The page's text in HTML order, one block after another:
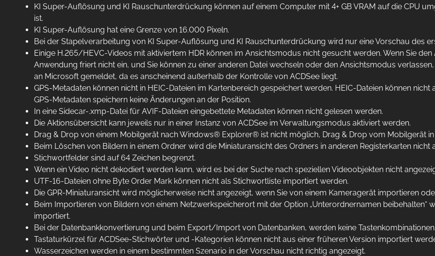
KI Super-Auflösung und KI Rauschunterdrückung können auf einem Computer mit 4+ GB VRAM auf die CPU
ist.
KI Super-Auflösung hat eine Grenze von 16.000 Pixeln.
Bei der Stapelverarbeitung von KI Super-Auflösung und KI Rauschunterdrückung wird nur eine Vorschau des
Einige H.265/HEVC-Videos mit aktiviertem HDR können im Ansichtsmodus nicht gesucht werden. Wenn Sie
Anwendung friert nicht ein, und Sie können zu einer anderen Datei wechseln oder den Ansichtsmodus
an Microsoft gemeldet, da es anscheinend außerhalb der Kontrolle von ACDSee liegt.
GPS-Metadaten können nicht in HEIC-Dateien im Kartenbereich gespeichert werden. HEIC-Dateien können
GPS-Metadaten speichern keine Änderungen an der Position.
In eine Sidecar-.xmp-Datei für AVIF-Dateien eingebettete Metadaten können nicht gelesen werden.
Die Aktionsübersicht kann jeweils nur in einer Instanz von ACDSee im Verwaltungsmodus aktiviert werden.
Drag & Drop von einem Mobilgerät nach Windows® Explorer® ist nicht möglich, Drag & Drop vom Mobilgerät
Beim Löschen von Bildern in einem Ordner wird die Miniaturansicht des Ordners in anderen Registerkarten nicht
Stichwortfelder sind auf 64 Zeichen begrenzt.
Wenn ein Video nicht dekodiert werden kann, wird es bei der Suche nach speziellen Videoobjekten nicht
UTF-16-Dateien ohne Byte Order Mark können nicht als Stichwortliste importiert werden.
Die GPR-Miniaturansicht wird möglicherweise nicht angezeigt, wenn Sie von einem Kameragerät importieren
Beim Importieren von Bildern von einem Netzwerkspeicherort mit der Option „Unterordnernamen
importiert.
Bei der Datenbankkonvertierung und beim Export/Import von Datenbanken, werden keine
Tastaturkürzel für ACDSee-Stichwörter und -Kategorien können nicht aus einer früheren Version importiert
Wasserzeichen werden in einem bestimmten Szenario in der Vorschau nicht richtig angezeigt.